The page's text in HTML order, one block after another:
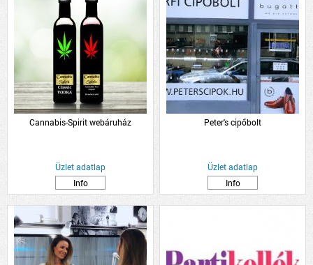
Cannabis-Spirit webáruház
Üzlet adatlap
Info
Peter's cipőbolt
Üzlet adatlap
Info